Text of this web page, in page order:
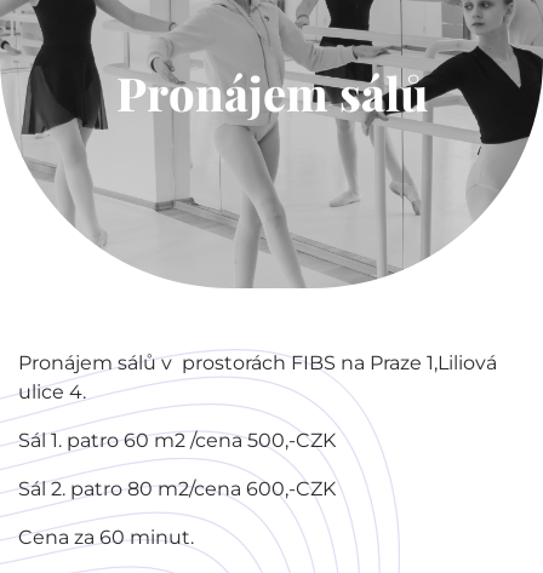
Pronájem sálů
Pronájem sálů v prostorách FIBS na Praze 1,Liliová
ulice 4.
Sál 1. patro 60 m2 /cena 500,-CZK
Sál 2. patro 80 m2/cena 600,-CZK
Cena za 60 minut.